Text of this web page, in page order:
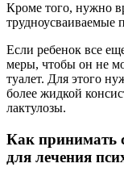
Кроме того, нужно
трудноусваиваемые
Если ребенок все
меры, чтобы он не
туалет. Для этого
более жидкой
лактулозы.
Как принимать
для лечения